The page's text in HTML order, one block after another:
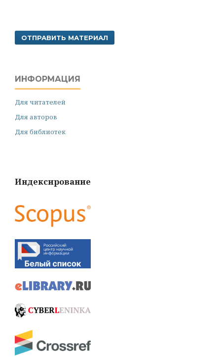
ОТПРАВИТЬ МАТЕРИАЛ
ИНФОРМАЦИЯ
Для читателей
Для авторов
Для библиотек
Индексирование